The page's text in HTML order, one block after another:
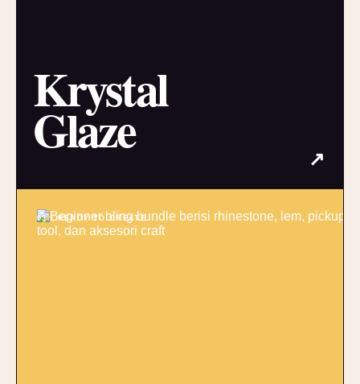
Krystal
Glaze ↗
03 / READY TO CREATE